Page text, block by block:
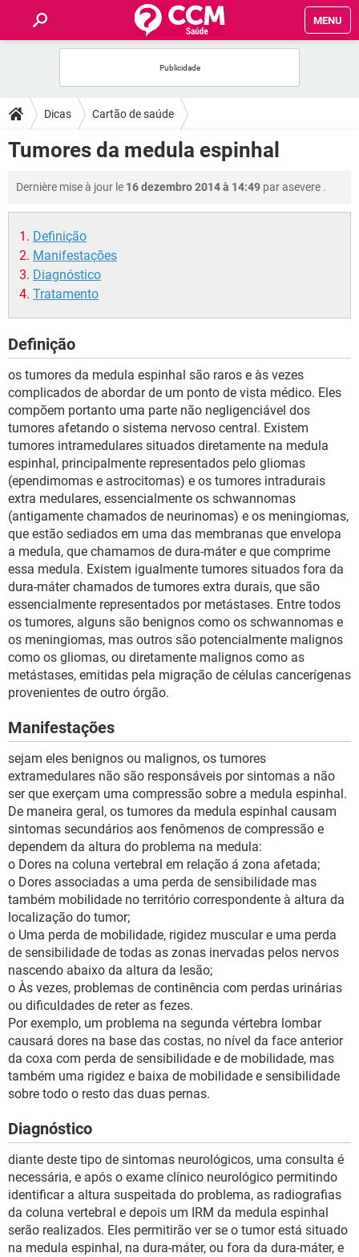
MENU
FORUMS
SAÚDE
FAMÍLIA
BEM-ESTAR
GLOSSÁRIO
Dicas Cartão de saúde
Tumores da medula espinhal
Dernière mise à jour le 16 dezembro 2014 à 14:49 parasevere .
Definição
Manifestações
Diagnóstico
Tratamento
Definição
os tumores da medula espinhal são raros e às vezes
complicados de abordar de um ponto de vista médico. Eles
compõem portanto uma parte não negligenciável dos
tumores afetando o sistema nervoso central. Existem
tumores intramedulares situados diretamente na medula
espinhal, principalmente representados pelo gliomas
(ependimomas e astrocitomas) e os tumores intradurais
extra medulares, essencialmente os schwannomas
(antigamente chamados de neurinomas) e os meningiomas,
que estão sediados em uma das membranas que envelopa
a medula, que chamamos de dura-máter e que comprime
essa medula. Existem igualmente tumores situados fora da
dura-máter chamados de tumores extra durais, que são
essencialmente representados por metástases. Entre todos
os tumores, alguns são benignos como os schwannomas e
os meningiomas, mas outros são potencialmente malignos
como os gliomas, ou diretamente malignos como as
metástases, emitidas pela migração de células cancerígenas
provenientes de outro órgão.
Manifestações
sejam eles benignos ou malignos, os tumores
extramedulares não são responsáveis por sintomas a não
ser que exerçam uma compressão sobre a medula espinhal.
De maneira geral, os tumores da medula espinhal causam
sintomas secundários aos fenômenos de compressão e
dependem da altura do problema na medula:
o Dores na coluna vertebral em relação á zona afetada;
o Dores associadas a uma perda de sensibilidade mas
também mobilidade no território correspondente à altura da
localização do tumor;
o Uma perda de mobilidade, rigidez muscular e uma perda
de sensibilidade de todas as zonas inervadas pelos nervos
nascendo abaixo da altura da lesão;
o Às vezes, problemas de continência com perdas urinárias
ou dificuldades de reter as fezes.
Por exemplo, um problema na segunda vértebra lombar
causará dores na base das costas, no nível da face anterior
da coxa com perda de sensibilidade e de mobilidade, mas
também uma rigidez e baixa de mobilidade e sensibilidade
sobre todo o resto das duas pernas.
Diagnóstico
diante deste tipo de sintomas neurológicos, uma consulta é
necessária, e após o exame clínico neurológico permitindo
identificar a altura suspeitada do problema, as radiografias
da coluna vertebral e depois um IRM da medula espinhal
serão realizados. Eles permitirão ver se o tumor está situado
na medula espinhal, na dura-máter, ou fora da dura-máter, e